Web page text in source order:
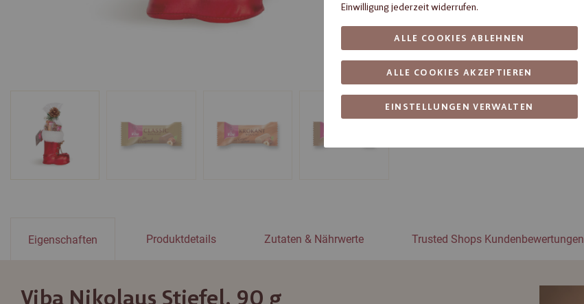
Eigenschaften
Viba Nikolaus Stiefel, 90 g
Produktdetails Zutaten & Nährwerte Trusted Shops Kundenbewertungen
Einwilligung jederzeit widerrufen.
EINSTELLUNGEN VERWALTEN
ALLE COOKIES AKZEPTIEREN
ALLE COOKIES ABLEHNEN